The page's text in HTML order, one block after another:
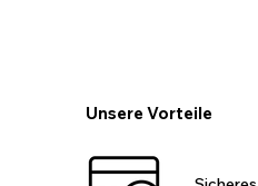
Unsere Vorteile